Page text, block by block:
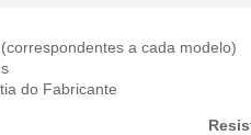
a cada modelo)
do Fabricante